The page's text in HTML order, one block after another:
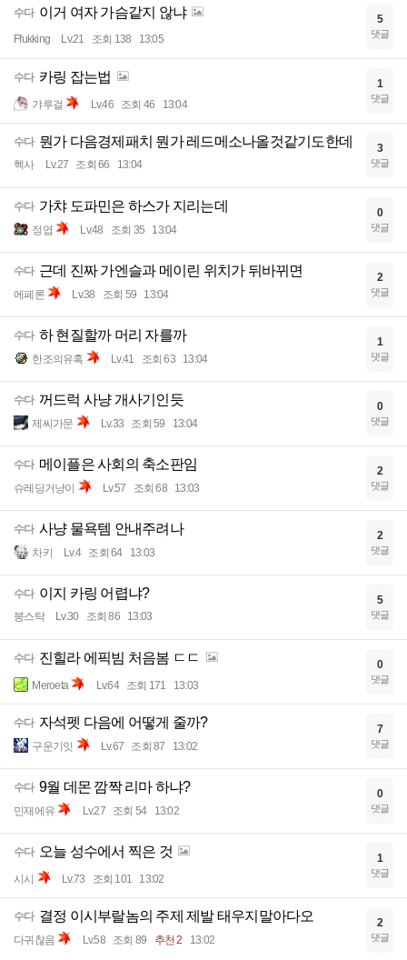
수다 이거 여자 가슴같지 않냐
Ffukking Lv.21 조회 138 13:05
5
댓글
수다 카링 잡는법
갸루걸 Lv.46 조회 46 13:04
1
댓글
수다 뭔가 다음경제패치 뭔가 레드메소나올것같기도한데
헥사 Lv.27 조회 66 13:04
3
댓글
수다 가챠 도파민은 하스가 지리는데
정엽 Lv.48 조회 35 13:04
0
댓글
수다 근데 진짜 가엔슬과 메이린 위치가 뒤바뀌면
에페론 Lv.38 조회 59 13:04
2
댓글
수다 하 현질할까 머리 자를까
한조의유혹 Lv.41 조회 63 13:04
1
댓글
수다 꺼드럭 사냥 개사기인듯
제씨가문 Lv.33 조회 59 13:04
0
댓글
수다 메이플은 사회의 축소판임
슈레딩거냥이 Lv.57 조회 68 13:03
2
댓글
수다 사냥 물욕템 안내주려나
차키 Lv.4 조회 64 13:03
2
댓글
수다 이지 카링 어렵냐?
붕스탁 Lv.30 조회 86 13:03
5
댓글
수다 진힐라 에픽빔 처음봄 ㄷㄷ
Meroeta Lv.64 조회 171 13:03
0
댓글
수다 자석펫 다음에 어떻게 줄까?
구운기잇 Lv.67 조회 87 13:02
7
댓글
수다 9월 데몬 깜짝 리마 하냐?
민재에유 Lv.27 조회 54 13:02
0
댓글
수다 오늘 성수에서 찍은 것
시시 Lv.73 조회 101 13:02
1
댓글
수다 결정 이시부랄놈의 주제 제발 태우지말아다오
다귀찮음 Lv.58 조회 89 추천 2 13:02
2
댓글